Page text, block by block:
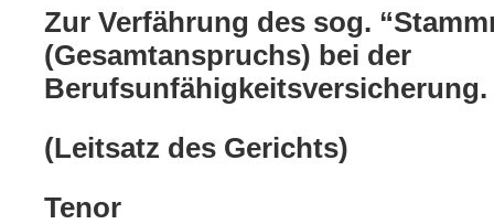
Zur Verfährung des sog.
(Gesamtanspruchs) bei der
Berufsunfähigkeitsversicherung.
(Leitsatz des Gerichts)
Tenor